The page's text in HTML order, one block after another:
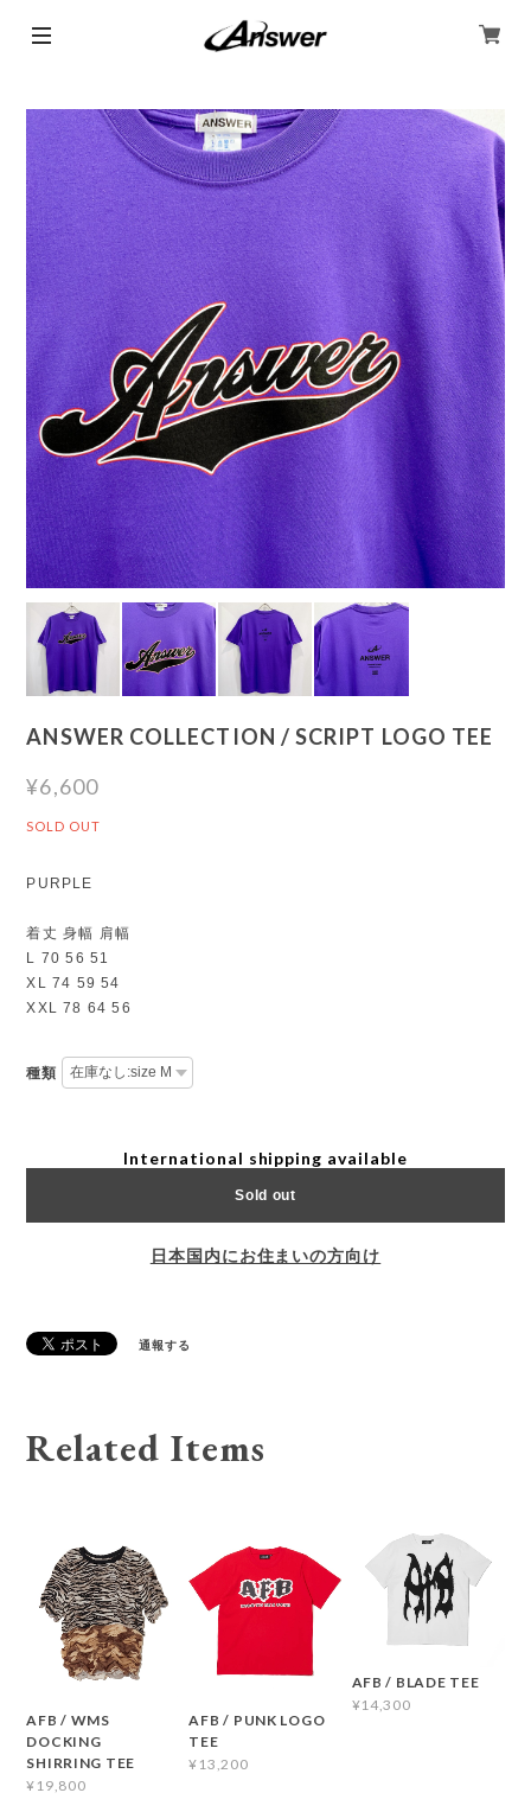
ANSWER COLLECTION / SCRIPT LOGO TEE
¥6,600
SOLD OUT
PURPLE
着丈 身幅 肩幅
L 70 56 51
XL 74 59 54
XXL 78 64 56
種類
International shipping available
Sold out
日本国内にお住まいの方向け
通報する
Related Items
AFB / WMS
DOCKING
SHIRRING TEE
¥19,800
AFB / PUNK LOGO
TEE
¥13,200
AFB / BLADE TEE
¥14,300